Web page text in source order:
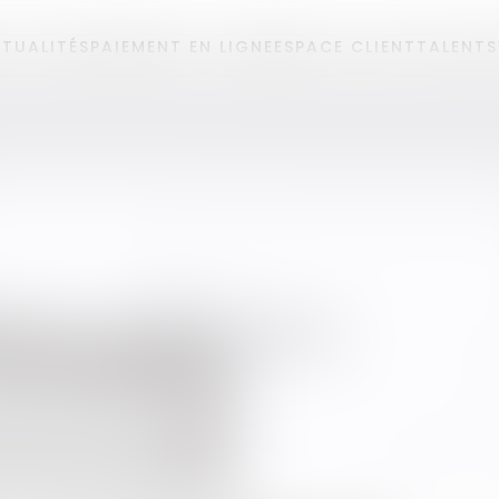
PAIEMENT EN LIGNE ESPACE CLIENT TALENTS